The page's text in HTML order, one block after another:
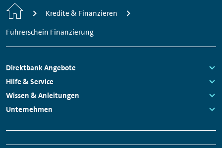
Home
Kredite & Finanzieren
Führerschein Finanzierung
Footer
Navigation
Direktbank Angebote
Links:
Hilfe & Service
Links:
Wissen & Anleitungen
Links:
Unternehmen